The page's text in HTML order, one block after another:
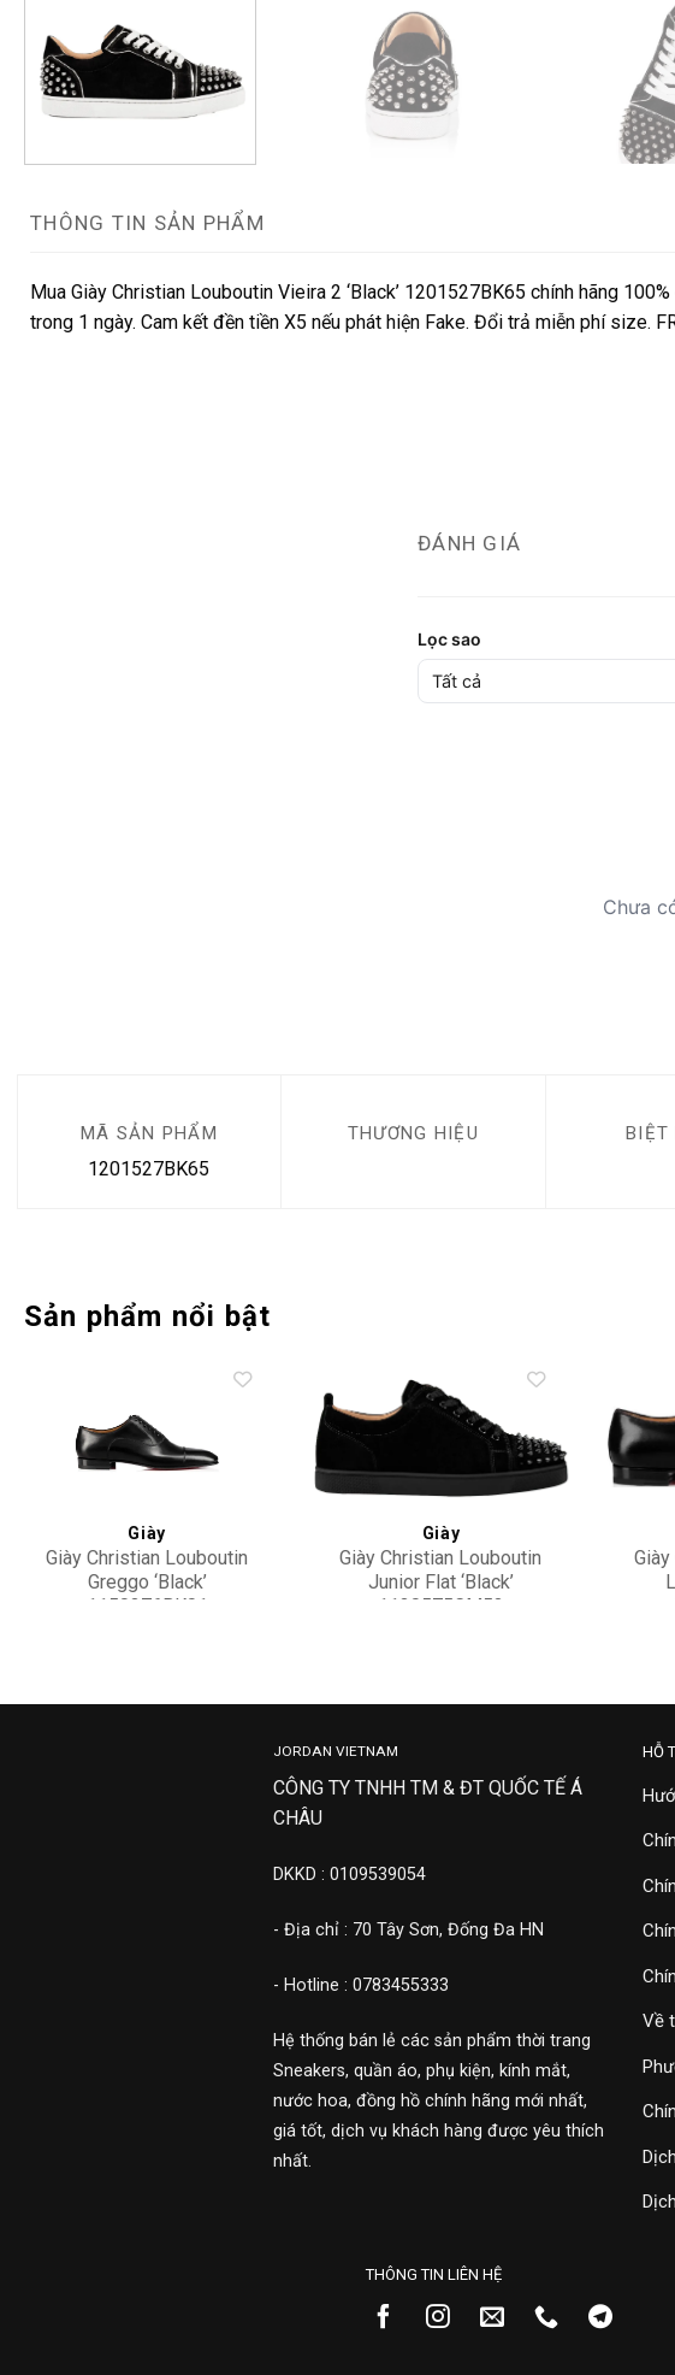
THÔNG TIN SẢN PHẨM
Mua Giày Christian Louboutin Vieira 2 ‘Black’ 1201527BK65 chính hãng
trong 1 ngày. Cam kết đền tiền X5 nếu phát hiện Fake. Đổi trả miễn phí size.
ĐÁNH GIÁ
Lọc sao
Chưa
MÃ SẢN PHẨM
1201527BK65
THƯƠNG HIỆU BIỆT
Sản phẩm nổi bật
Add to
wishlist
Giày
Giày Christian Louboutin
Greggo ‘Black’
1150376BK01
Add to
wishlist
Giày
Giày Christian Louboutin
Junior Flat ‘Black’
1130575CM53
JORDAN VIETNAM
CÔNG TY TNHH TM & ĐT QUỐC TẾ Á
CHÂU
DKKD : 0109539054
- Địa chỉ : 70 Tây Sơn, Đống Đa HN
- Hotline : 0783455333
Hệ thống bán lẻ các sản phẩm thời trang
Sneakers, quần áo, phụ kiện, kính mắt,
nước hoa, đồng hồ chính hãng mới nhất,
giá tốt, dịch vụ khách hàng được yêu thích
nhất.
HỖ
Về
THÔNG TIN LIÊN HỆ